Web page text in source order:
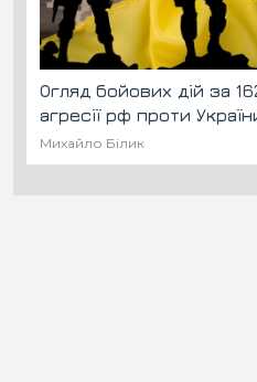
Огляд бойових дій за
агресії рф проти
Михайло Білик